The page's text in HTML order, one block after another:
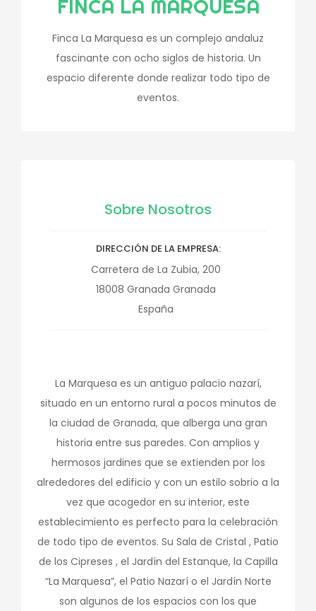
FINCA LA MARQUESA
Finca La Marquesa es un complejo andaluz
fascinante con ocho siglos de historia. Un
espacio diferente donde realizar todo tipo de
eventos.
Sobre Nosotros
DIRECCIÓN DE LA EMPRESA
Carretera de La Zubia, 200
18008 Granada Granada
España
La Marquesa es un antiguo palacio nazarí,
situado en un entorno rural a pocos minutos de
la ciudad de Granada, que alberga una gran
historia entre sus paredes. Con amplios y
hermosos jardines que se extienden por los
alrededores del edificio y con un estilo sobrio a la
vez que acogedor en su interior, este
establecimiento es perfecto para la celebración
de todo tipo de eventos. Su Sala de Cristal , Patio
de los Cipreses , el Jardín del Estanque, la Capilla
“La Marquesa”, el Patio Nazarí o el Jardín Norte
son algunos de los espacios con los que